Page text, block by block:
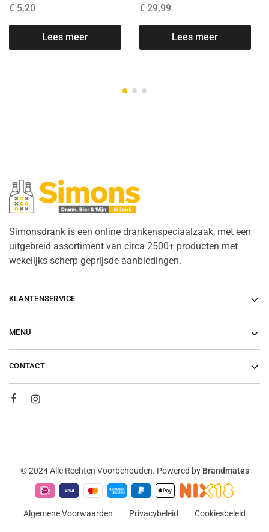
€ 5,20
Lees meer
€29,99
Lees meer
Simonsdrank is een online drankenspeciaalzaak, met een
uitgebreid assortiment van circa 2500+ producten met
wekelijks scherp geprijsde aanbiedingen.
KLANTENSERVICE
MENU
CONTACT
© 2024 Alle Rechten Voorbehouden. Powered by Brandmates
Algemene Voorwaarden Privacybeleid Cookiesbeleid